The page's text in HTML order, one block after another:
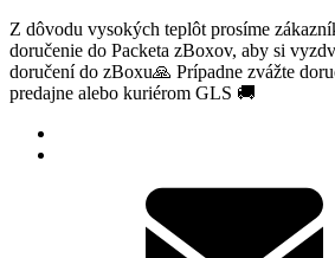
Z dôvodu vysokých teplôt prosíme
doručenie do Packeta zBoxov, aby si
doručení do zBoxu🙏 Prípadne zvážte
predajne alebo kuriérom GLS 🚚